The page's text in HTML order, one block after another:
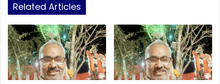
Related Articles